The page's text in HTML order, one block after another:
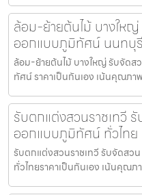
ล้อม-ย้ายต้นไม้ บางให
ออกแบบภูมิทัศน์ นนทบุรี
ล้อม-ย้ายต้นไม้ บางใหญ่ รับจัด
ทัศน์ ราคาเป็นกันเอง เน้นคุณภ
รับตกแต่งสวนราชเทวี
ออกแบบภูมิทัศน์ ทั่วไทย
รับตกแต่งสวนราชเทวี รับจัดส
ทั่วไทยราคาเป็นกันเอง เน้นคุณ